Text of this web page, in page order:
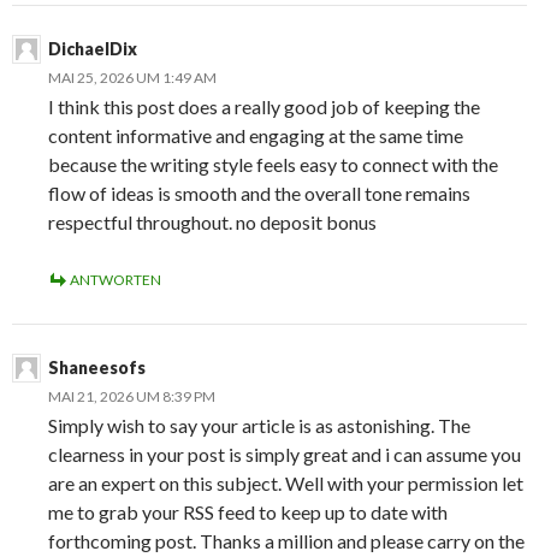
DichaelDix
MAI 25, 2026 UM 1:49 AM
I think this post does a really good job of keeping the
content informative and engaging at the same time
because the writing style feels easy to connect with the
flow of ideas is smooth and the overall tone remains
respectful throughout. no deposit bonus
ANTWORTEN
Shaneesofs
MAI 21, 2026 UM 8:39 PM
Simply wish to say your article is as astonishing. The
clearness in your post is simply great and i can assume you
are an expert on this subject. Well with your permission let
me to grab your RSS feed to keep up to date with
forthcoming post. Thanks a million and please carry on the